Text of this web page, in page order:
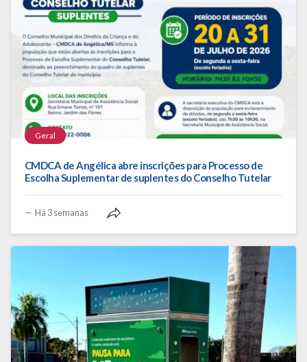
Geral
CMDCA de Angélica abre inscrições para Processo de
Escolha Suplementar de suplentes do Conselho Tutelar
Há 3 semanas